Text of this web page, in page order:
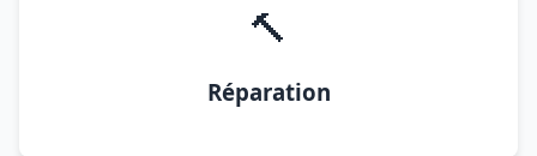
🔨
Réparation